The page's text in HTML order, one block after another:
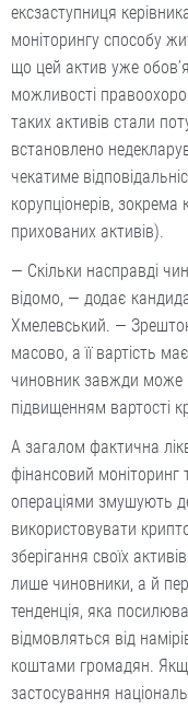
ексзаступниця
моніторингу способу
що цей актив уже
можливості
таких активів стали
встановлено
чекатиме
корупціонерів,
прихованих активів).
— Скільки насправді
відомо, — додає
Хмелевський. —
масово, а її вартість
чиновник завжди може
підвищенням вартості
А загалом фактична
фінансовий
операціями змушують
використовувати
зберігання своїх
лише чиновники, а й
тенденція, яка
відмовляться від
коштами громадян.
застосування